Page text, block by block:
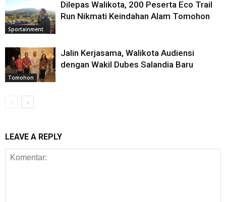
Sportainment
Dilepas Walikota, 200 Peserta Eco Trail
Run Nikmati Keindahan Alam Tomohon
Tomohon
Jalin Kerjasama, Walikota Audiensi
dengan Wakil Dubes Salandia Baru
LEAVE A REPLY